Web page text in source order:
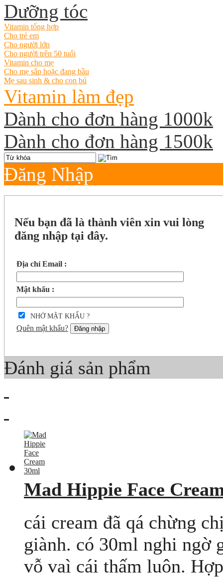
Dưỡng tóc
Vitamin tổng hợp
Cho trẻ em
Cho người lớn
Cho người trên 50 tuổi
Vitamin cho mẹ
Cho mẹ sắp hoặc đang bầu
Mẹ sau sinh & cho con bú
Vitamin làm đẹp
Dành cho đơn hàng 1000k
Dành cho đơn hàng 1500k
Đăng Nhập
Nếu bạn đã là thành viên xin vui lòng
đăng nhập tại đây.
Địa chỉ Email :
Mật khẩu :
NHỚ MẬT KHẨU ?
Quên mật khẩu? Đăng nhập
Đánh giá sản phẩm
Mad Hippie Face
cái cream đã qá chừng
giành. có 30ml nghi ngờ
vỗ vaì cái thấm luôn.